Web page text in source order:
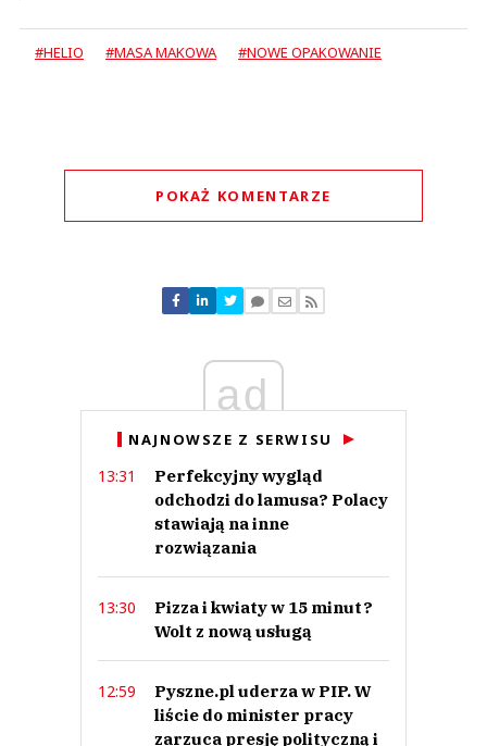
#HELIO #MASA MAKOWA #NOWE OPAKOWANIE
POKAŻ KOMENTARZE
Nie znaleziono komentarzy
Zostaw swoje komentarze
Anuluj
ad
NAJNOWSZE Z SERWISU
13:31
Perfekcyjny wygląd
odchodzi do lamusa? Polacy
stawiają na inne
rozwiązania
13:30
Pizza i kwiaty w 15 minut?
Wolt z nową usługą
12:59
Pyszne.pl uderza w PIP. W
liście do minister pracy
zarzuca presję polityczną i